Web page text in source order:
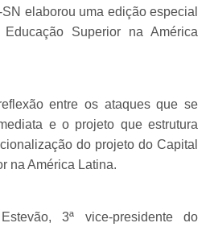
elaborou uma edição especial
Superior na América
entre os ataques que se
e o projeto que estrutura
do projeto do Capital
na América Latina.
3ª vice-presidente do